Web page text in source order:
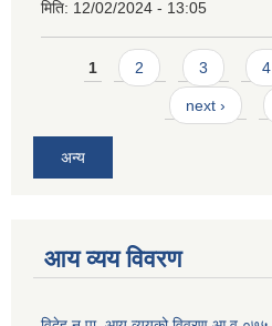
मिति: 12/02/2024 - 13:05
Pages
1 2 3 4
next ›
अन्य
आय व्यय विवरण